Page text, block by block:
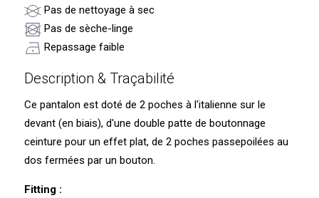
Pas de nettoyage à sec
Pas de sèche-linge
Repassage faible
Description & Traçabilité
Ce pantalon est doté de 2 poches à l'italienne sur le
devant (en biais), d'une double patte de boutonnage
ceinture pour un effet plat, de 2 poches passepoilées au
dos fermées par un bouton.
Fitting :